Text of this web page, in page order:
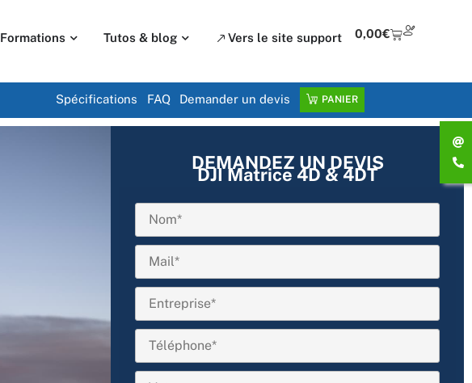
Formations Tutos & blog Vers le site support 0,00€
Spécifications FAQ Demander un devis PANIER
DEMANDEZ UN DEVIS
DJI Matrice 4D & 4DT